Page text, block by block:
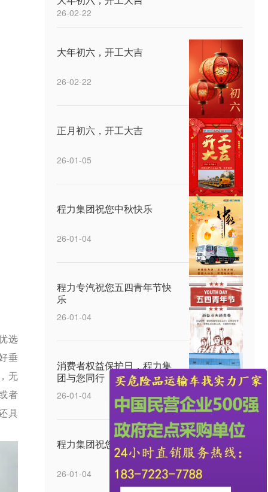
选
垂
无
者
具
26-02-22
大年初六，开工大吉
26-02-22
正月初六，开工大吉
26-01-05
程力集团祝您中秋快乐
26-01-04
程力专汽祝您五四青年节快
乐
26-01-04
消费者权益保护日，程力集
团与您同行
26-01-04
程力集团祝您元宵节快乐
26-01-04